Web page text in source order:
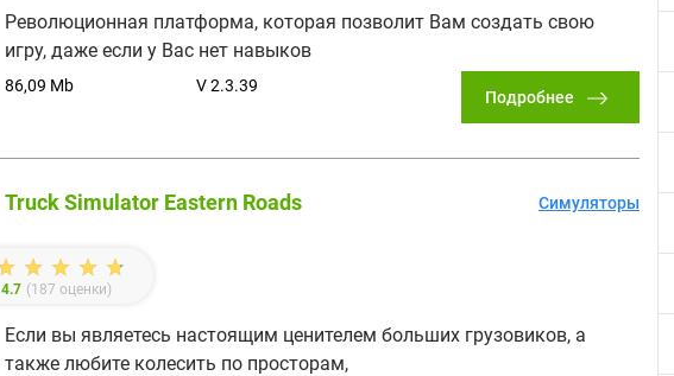
Революционная платформа, которая позволит Вам создать свою
игру, даже если у Вас нет навыков
86,09 Mb V 2.3.39
Подробнее
Truck Simulator Eastern Roads
4.7 (187 оценки)
Если вы являетесь настоящим ценителем больших грузовиков, а
также любите колесить по просторам,
Симуляторы